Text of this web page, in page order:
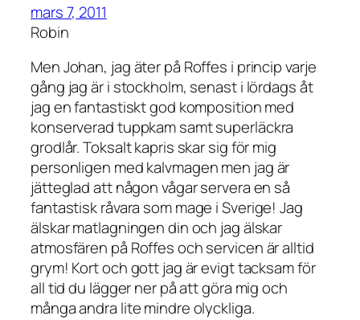
mars 7, 2011
Robin
Men Johan, jag äter på Roffes i princip varje
gång jag är i stockholm, senast i lördags åt
jag en fantastiskt god komposition med
konserverad tuppkam samt superläckra
grodlår. Toksalt kapris skar sig för mig
personligen med kalvmagen men jag är
jätteglad att någon vågar servera en så
fantastisk råvara som mage i Sverige! Jag
älskar matlagningen din och jag älskar
atmosfären på Roffes och servicen är alltid
grym! Kort och gott jag är evigt tacksam för
all tid du lägger ner på att göra mig och
många andra lite mindre olyckliga.